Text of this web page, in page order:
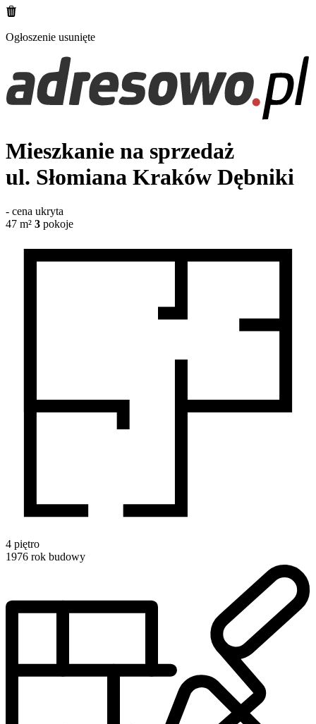
Ogłoszenie usunięte
Mieszkanie na sprzedaż
ul. Słomiana Kraków Dębniki
- cena ukryta
47 m² 3 pokoje
4 piętro
1976 rok budowy